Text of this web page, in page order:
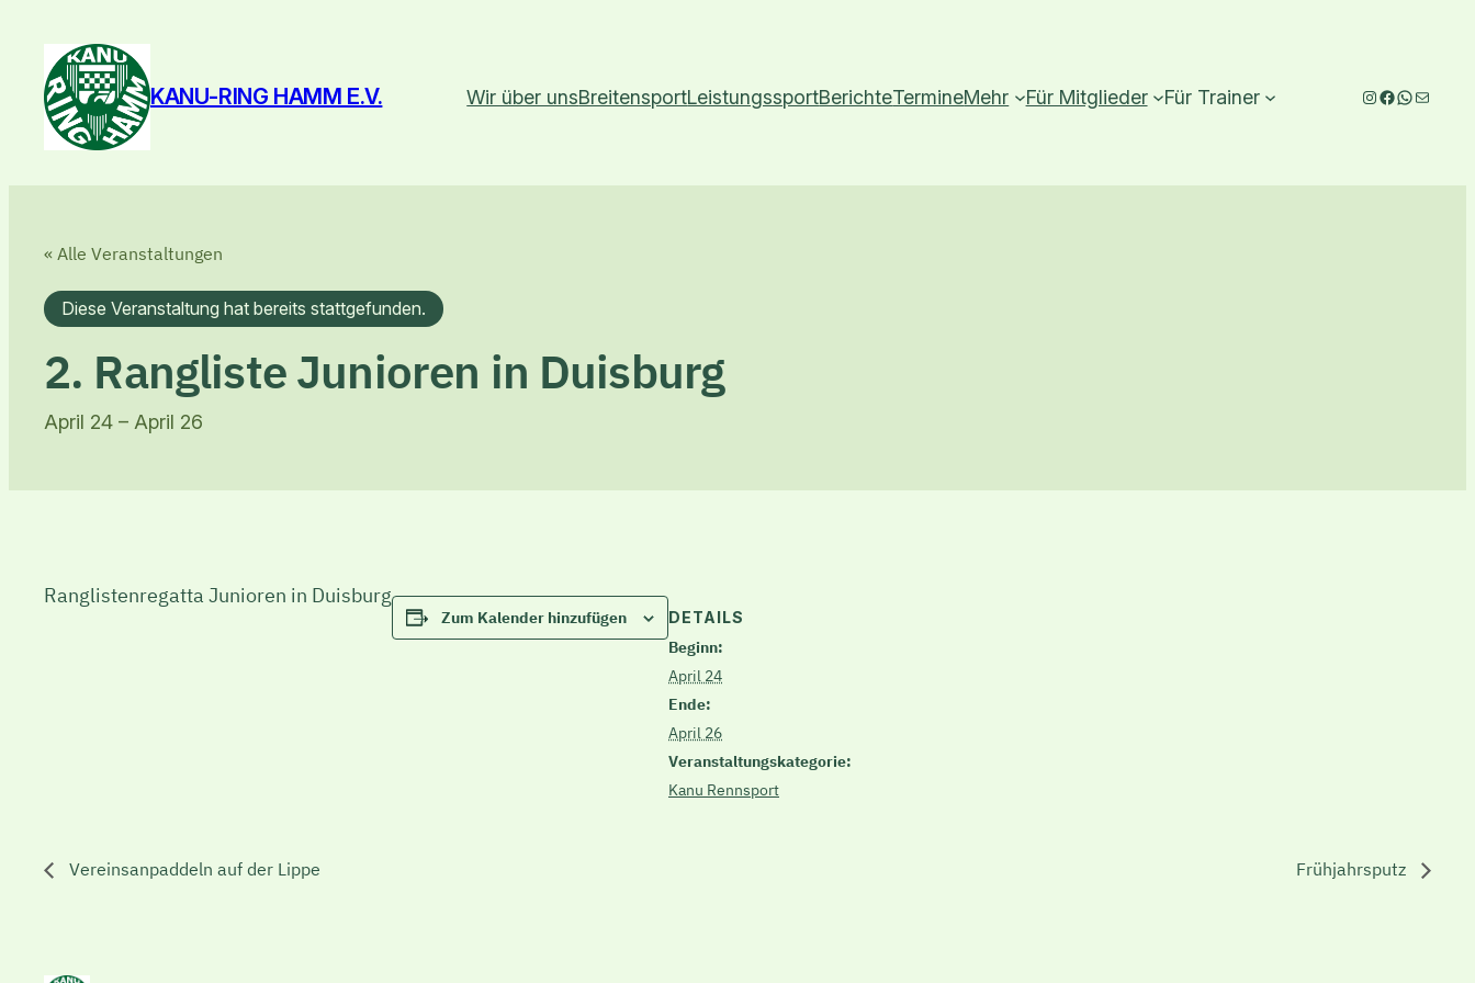
KANU-RING HAMM E.V. Wir über unsBreitensportLeistungssportBerichteTermineMehr Für Mitglieder Für Trainer Instagram
Facebook
E-Mail
« Alle Veranstaltungen
Diese Veranstaltung hat bereits stattgefunden.
2. Rangliste Junioren in Duisburg
April 24 – April 26
Ranglistenregatta Junioren in Duisburg
Zum Kalender hinzufügen DETAILS
Beginn:
April 24
Ende:
April 26
Veranstaltungskategorie:
Kanu Rennsport
Vereinsanpaddeln auf der Lippe Frühjahrsputz